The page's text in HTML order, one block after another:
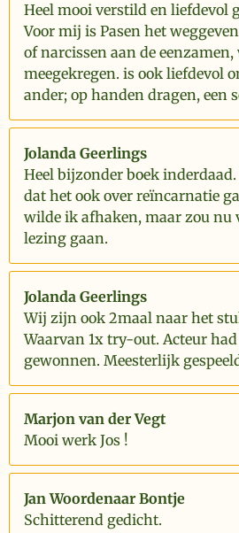
Heel mooi verstild en liefdevol
Voor mij is Pasen het
of narcissen aan de
meegekregen. is ook liefdevol
ander; op handen dragen, een
Jolanda Geerlings
Heel bijzonder boek
dat het ook over reïncarnatie
wilde ik afhaken, maar zou nu
lezing gaan.
Jolanda Geerlings
Wij zijn ook 2maal naar het
Waarvan 1x try-out. Acteur
gewonnen. Meesterlijk
Marjon van der Vegt
Mooi werk Jos !
Jan Woordenaar Bontje
Schitterend gedicht.